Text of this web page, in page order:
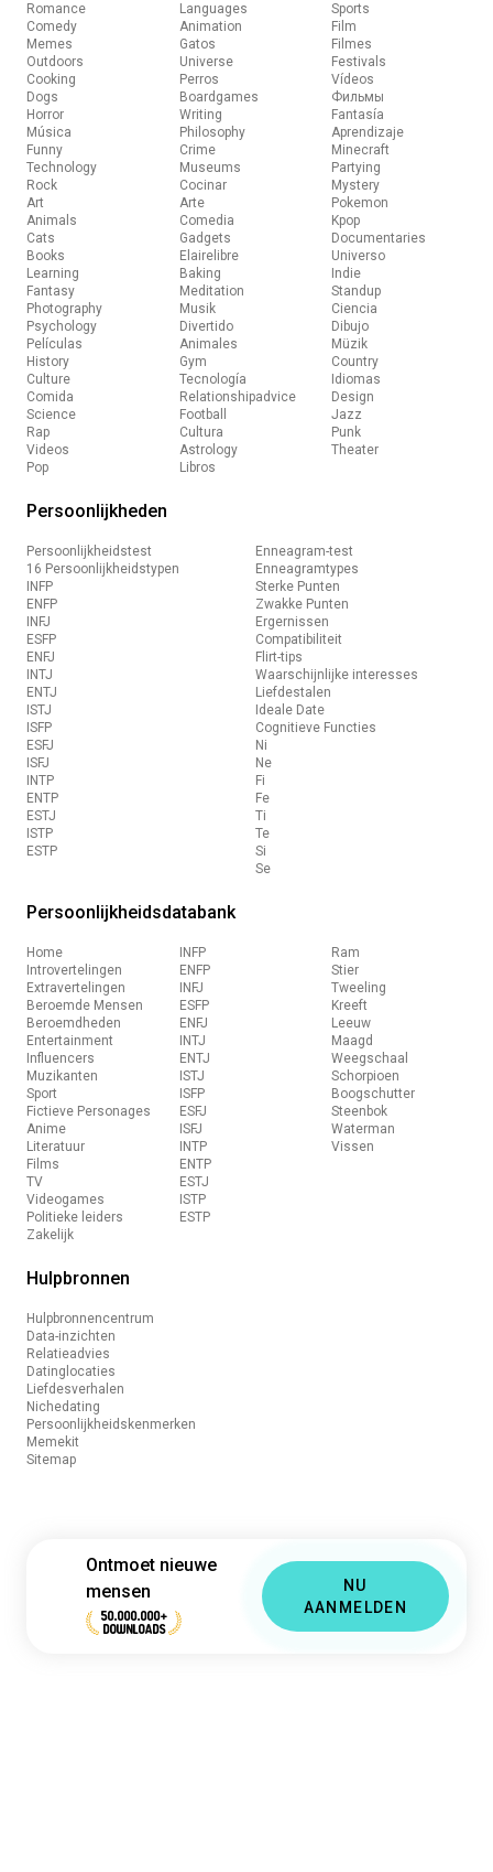
Romance
Comedy
Memes
Outdoors
Cooking
Dogs
Horror
Música
Funny
Technology
Rock
Art
Animals
Cats
Books
Learning
Fantasy
Photography
Psychology
Películas
History
Culture
Comida
Science
Rap
Videos
Pop
Languages
Animation
Gatos
Universe
Perros
Boardgames
Writing
Philosophy
Crime
Museums
Cocinar
Arte
Comedia
Gadgets
Elairelibre
Baking
Meditation
Musik
Divertido
Animales
Gym
Tecnología
Relationshipadvice
Football
Cultura
Astrology
Libros
Sports
Film
Filmes
Festivals
Vídeos
Фильмы
Fantasía
Aprendizaje
Minecraft
Partying
Mystery
Pokemon
Kpop
Documentaries
Universo
Indie
Standup
Ciencia
Dibujo
Müzik
Country
Idiomas
Design
Jazz
Punk
Theater
Persoonlijkheden
Persoonlijkheidstest
16 Persoonlijkheidstypen
INFP
ENFP
INFJ
ESFP
ENFJ
INTJ
ENTJ
ISTJ
ISFP
ESFJ
ISFJ
INTP
ENTP
ESTJ
ISTP
ESTP
Enneagram-test
Enneagramtypes
Sterke Punten
Zwakke Punten
Ergernissen
Compatibiliteit
Flirt-tips
Waarschijnlijke interesses
Liefdestalen
Ideale Date
Cognitieve Functies
Ni
Ne
Fi
Fe
Ti
Te
Si
Se
Persoonlijkheidsdatabank
Home
Introvertelingen
Extravertelingen
Beroemde Mensen
Beroemdheden
Entertainment
Influencers
Muzikanten
Sport
Fictieve Personages
Anime
Literatuur
Films
TV
Videogames
Politieke leiders
Zakelijk
INFP
ENFP
INFJ
ESFP
ENFJ
INTJ
ENTJ
ISTJ
ISFP
ESFJ
ISFJ
INTP
ENTP
ESTJ
ISTP
ESTP
Ram
Stier
Tweeling
Kreeft
Leeuw
Maagd
Weegschaal
Schorpioen
Boogschutter
Steenbok
Waterman
Vissen
Hulpbronnen
Hulpbronnencentrum
Data-inzichten
Relatieadvies
Datinglocaties
Liefdesverhalen
Nichedating
Persoonlijkheidskenmerken
Memekit
Sitemap
Ontmoet nieuwe
mensen
50.000.000+
DOWNLOADS
NU
AANMELDEN